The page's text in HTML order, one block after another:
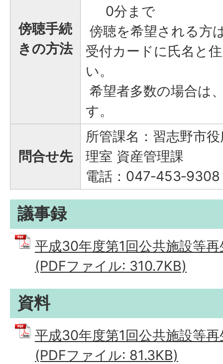
傍聴手続
きの方法
0分まで
傍聴を希望される方
受付カードに氏名と
い。
希望者多数の場合は
す。
問合せ先
所管課名：習志野市
理室 資産管理課
電話：047‐453‐9308
議事録
平成30年度第1回公共施設等
(PDFファイル: 310.7KB)
資料
平成30年度第1回公共施設等
(PDFファイル: 81.3KB)